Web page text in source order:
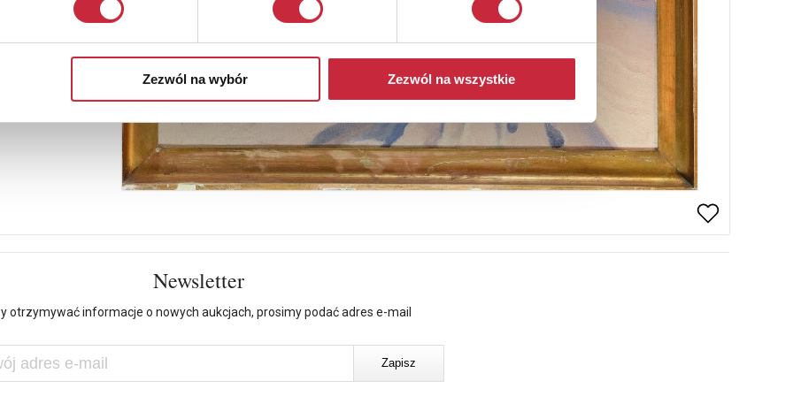
Zezwól na wybór Zezwól na wszystkie
Newsletter
otrzymywać informacje o nowych aukcjach, prosimy podać adres e-mail